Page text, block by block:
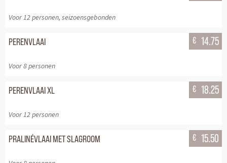
Voor 12 personen, seizoensgebonden
PERENVLAAI
Voor 8 personen
€ 14.75
PERENVLAAI XL
Voor 12 personen
€ 18.25
PRALINÉVLAAI MET SLAGROOM € 15.50